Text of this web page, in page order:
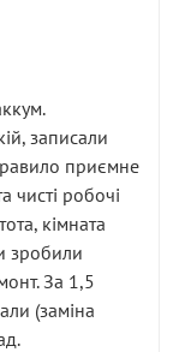
записали
приємне
чисті робочі
кімната
зробили
За 1,5
(заміна